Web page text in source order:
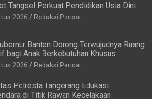
Tangsel Perkuat Pendidikan Usia Dini
2026 Redaksi Perisai
Banten Dorong Terwujudnya Ruang
bagi Anak Berkebutuhan Khusus
2026 Redaksi Perisai
Polresta Tangerang Edukasi
di Titik Rawan Kecelakaan